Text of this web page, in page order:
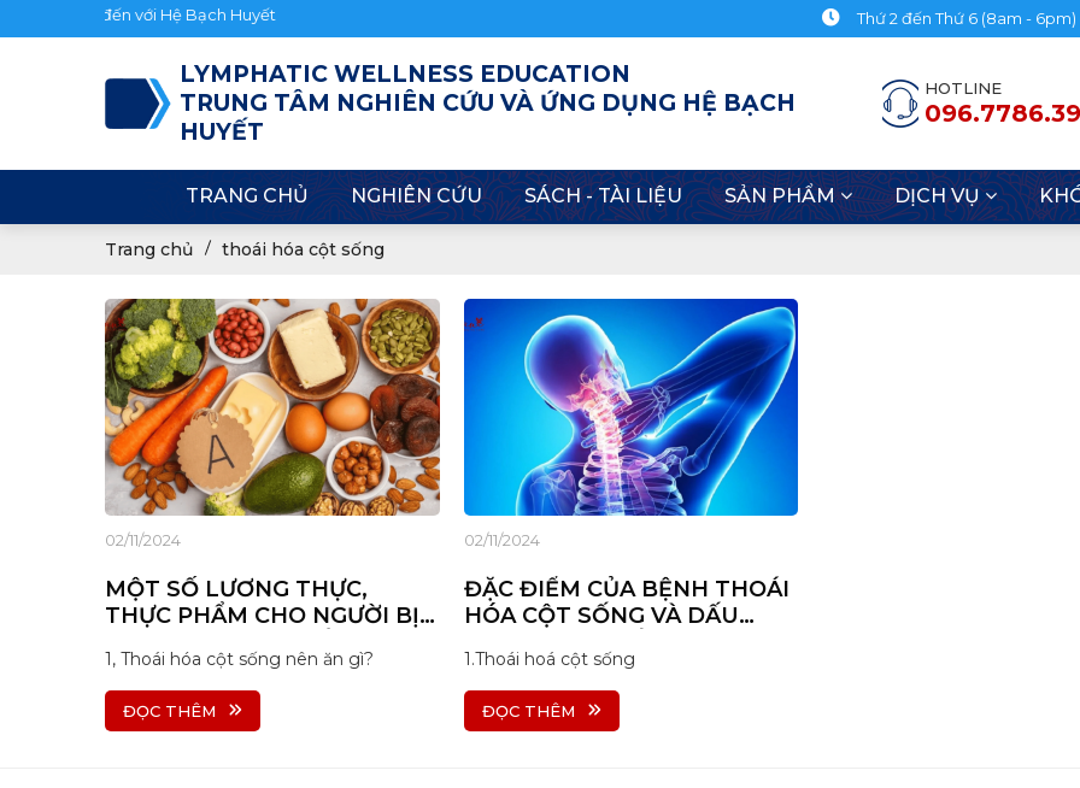
bạn đến với Hệ Bạch Huyết Thứ 2 đến Thứ 6 (8am - 6pm)
LYMPHATIC WELLNESS EDUCATION
TRUNG TÂM NGHIÊN CỨU VÀ ỨNG DỤNG HỆ BẠCH
HUYẾT
HOTLINE
TRANG CHỦ NGHIÊN CỨU SÁCH - TÀI LIỆU SẢN PHẨM DỊCH VỤ
Trang chủ thoái hóa cột sống
02/11/2024
MỘT SỐ LƯƠNG THỰC,
THỰC PHẨM CHO NGƯỜI BỊ
1, Thoái hóa cột sống nên ăn gì?
ĐỌC THÊM
02/11/2024
ĐẶC ĐIỂM CỦA BỆNH THOÁI
HÓA CỘT SỐNG VÀ DẤU
1.Thoái hoá cột sống
ĐỌC THÊM